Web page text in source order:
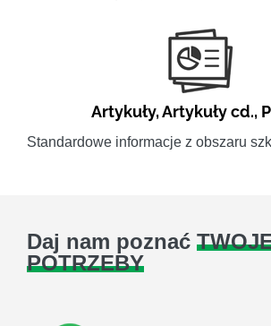
Artykuły,Artykuły cd.,
Standardowe informacje z obszaru
Daj nam poznać
POTRZEBY